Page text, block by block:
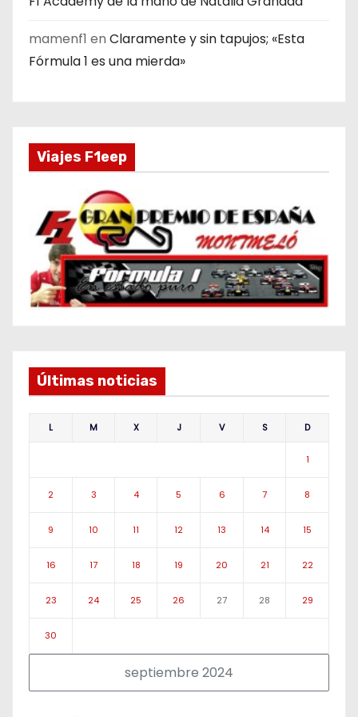
mamenf1 en Claramente y sin tapujos; «Esta
Fórmula 1 es una mierda»
Viajes F1eep
Últimas noticias
septiembre 2024
L M X J V S D
1
2 3 4 5 6 7 8
9 10 11 12 13 14 15
16 17 18 19 20 21 22
23 24 25 26 27 28 29
30